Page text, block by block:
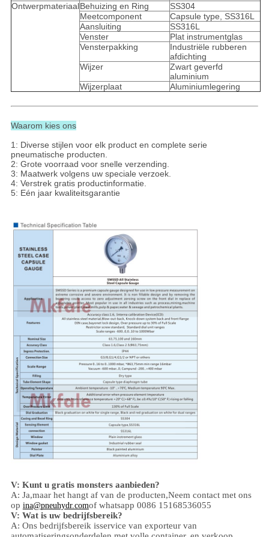
OntwerpmateriaalBehuizing en Ring
SS304
Meetcomponent
Capsule type, SS316L
Aansluiting
SS316L
Venster
Plat instrumentglas
Vensterpakking
Industriële rubberen
afdichting
Wijzer
Zwart geverfd
aluminium
Wijzerplaat
Aluminiumlegering
Waarom kies ons
1: Diverse stijlen voor elk product en complete serie
pneumatische producten.
2: Grote voorraad voor snelle verzending.
3: Maatwerk volgens uw speciale verzoek.
4: Verstrek gratis productinformatie.
5: Eén jaar kwaliteitsgarantie
V: Kunt u gratis monsters aanbieden?
A: Ja,maar het hangt af van de producten,Neem contact met ons
op ina@pneuhydr.comof whatsapp 0086 15168536055
V: Wat is uw bedrijfsbereik?
A: Ons bedrijfsbereik isservice van exporteur van